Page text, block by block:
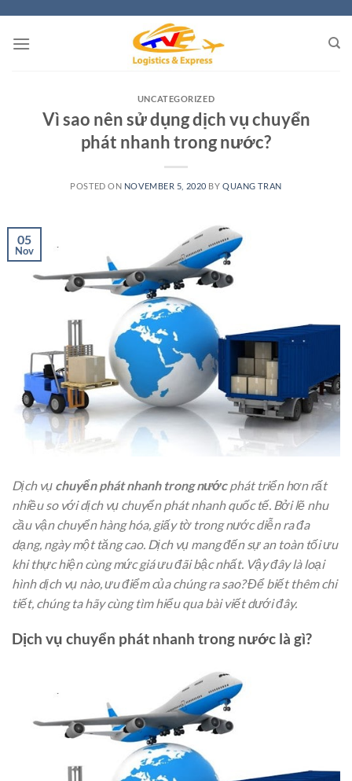
content
UNCATEGORIZED
Vì sao nên sử dụng dịch vụ chuyển
phát nhanh trong nước?
POSTED ON NOVEMBER 5, 2020 BYQUANG TRAN
05
Nov
Dịch vụ chuyển phát nhanh trong nướcphát triển hơn rất
nhiều so với dịch vụ chuyển phát nhanh quốc tế. Bởi lẽ nhu
cầu vận chuyển hàng hóa, giấy tờ trong nước diễn ra đa
dạng, ngày một tăng cao. Dịch vụ mang đến sự an toàn tối ưu
khi thực hiện cùng mức giá ưu đãi bậc nhất. Vậy đây là loại
hình dịch vụ nào, ưu điểm của chúng ra sao? Để biết thêm chi
tiết, chúng ta hãy cùng tìm hiểu qua bài viết dưới đây.
Dịch vụ chuyển phát nhanh trong nước là gì?